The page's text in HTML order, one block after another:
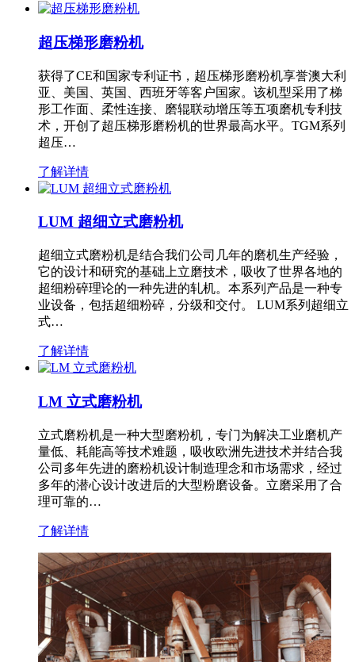
超压梯形磨粉机
获得了CE和国家专利证书，超压梯形磨粉机享誉澳大利
亚、美国、英国、西班牙等客户国家。该机型采用了梯
形工作面、柔性连接、磨辊联动增压等五项磨机专利技
术，开创了超压梯形磨粉机的世界最高水平。TGM系列
超压…
了解详情
LUM 超细立式磨粉机
超细立式磨粉机是结合我们公司几年的磨机生产经验，
它的设计和研究的基础上立磨技术，吸收了世界各地的
超细粉碎理论的一种先进的轧机。本系列产品是一种专
业设备，包括超细粉碎，分级和交付。 LUM系列超细立
式…
了解详情
LM 立式磨粉机
立式磨粉机是一种大型磨粉机，专门为解决工业磨机产
量低、耗能高等技术难题，吸收欧洲先进技术并结合我
公司多年先进的磨粉机设计制造理念和市场需求，经过
多年的潜心设计改进后的大型粉磨设备。立磨采用了合
理可靠的…
了解详情